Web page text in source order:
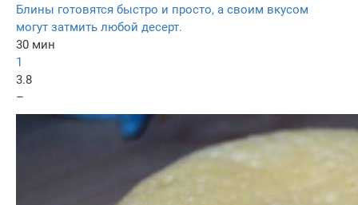
Блины готовятся быстро и просто, а своим вкусом
могут затмить любой десерт.
30 мин
1
3.8
–